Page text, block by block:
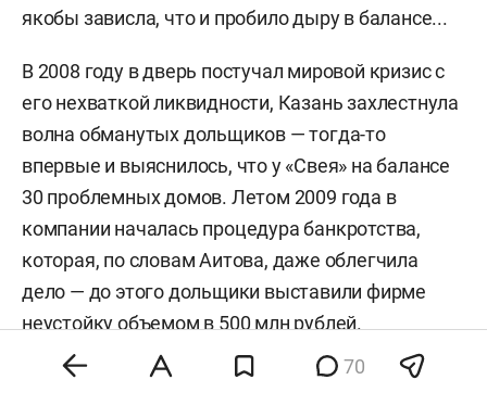
якобы зависла, что и пробило дыру в балансе...
В 2008 году в дверь постучал мировой кризис с
его нехваткой ликвидности, Казань захлестнула
волна обманутых дольщиков — тогда-то
впервые и выяснилось, что у «Свея» на балансе
30 проблемных домов. Летом 2009 года в
компании началась процедура банкротства,
которая, по словам Аитова, даже облегчила
дело — до этого дольщики выставили фирме
неустойку объемом в 500 млн рублей.
Все последующие годы Аитов был в шаге от
70